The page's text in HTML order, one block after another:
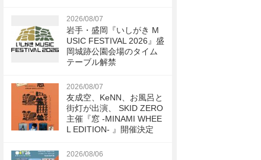
2026/08/07
岩手・盛岡『いしがき M
USIC FESTIVAL 2026』盛
岡城跡公園会場のタイム
テーブル解禁
2026/08/07
友成空、KeNN、お風呂と
街灯が出演、 SKID ZERO
主催『窓 -MINAMI WHEE
L EDITION- 』開催決定
2026/08/06